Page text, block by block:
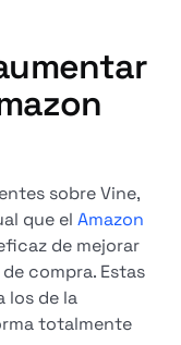
sobre Vine,
que elAmazon
de mejorar
compra. Estas
los de la
totalmente